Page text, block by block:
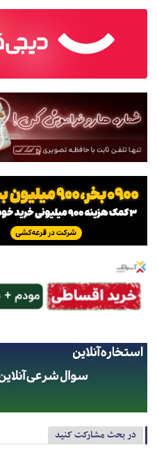
در بحث مشارکت کنید